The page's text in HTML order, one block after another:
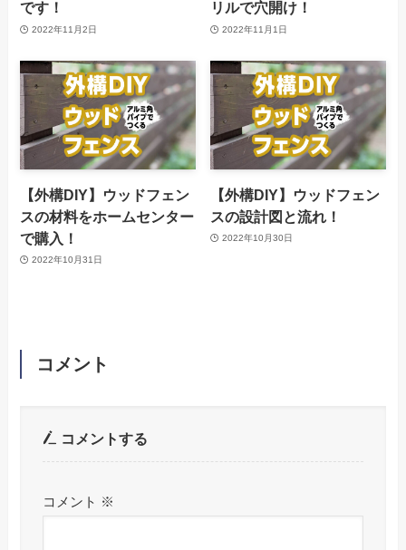
です！
2022年11月2日
リルで穴開け！
2022年11月1日
【外構DIY】ウッドフェン
スの材料をホームセンター
で購入！
2022年10月31日
【外構DIY】ウッドフェン
スの設計図と流れ！
2022年10月30日
コメント
コメントする
コメント ※